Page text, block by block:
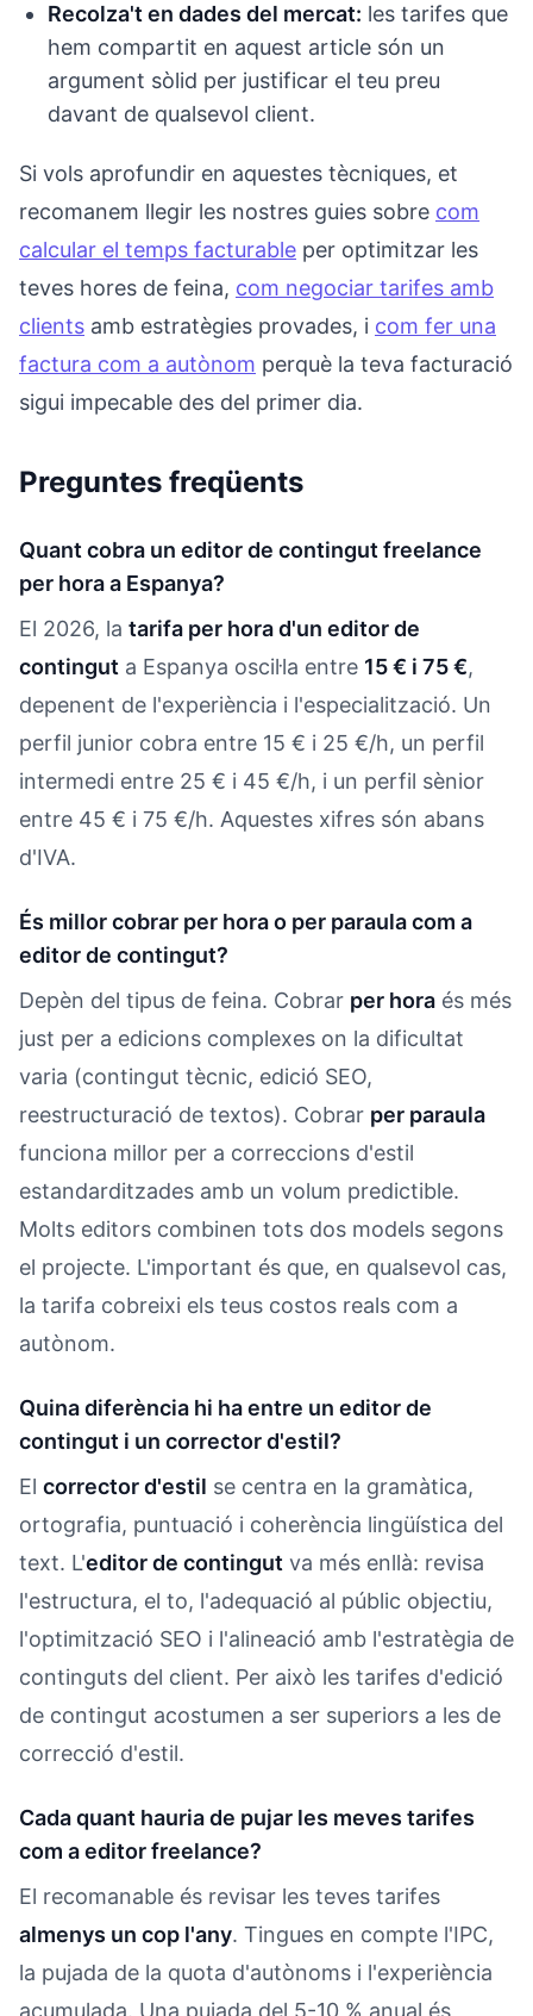
Recolza't en dades del mercat: les tarifes que
hem compartit en aquest article són un
argument sòlid per justificar el teu preu
davant de qualsevol client.
Si vols aprofundir en aquestes tècniques, et
recomanem llegir les nostres guies sobre com
calcular el temps facturable per optimitzar les
teves hores de feina, com negociar tarifes amb
clients amb estratègies provades, i com fer una
factura com a autònom perquè la teva facturació
sigui impecable des del primer dia.
Preguntes freqüents
Quant cobra un editor de contingut freelance
per hora a Espanya?
El 2026, la tarifa per hora d'un editor de
contingut a Espanya oscil·la entre 15 € i 75 €,
depenent de l'experiència i l'especialització. Un
perfil junior cobra entre 15 € i 25 €/h, un perfil
intermedi entre 25 € i 45 €/h, i un perfil sènior
entre 45 € i 75 €/h. Aquestes xifres són abans
d'IVA.
És millor cobrar per hora o per paraula com a
editor de contingut?
Depèn del tipus de feina. Cobrar per hora és més
just per a edicions complexes on la dificultat
varia (contingut tècnic, edició SEO,
reestructuració de textos). Cobrar per paraula
funciona millor per a correccions d'estil
estandarditzades amb un volum predictible.
Molts editors combinen tots dos models segons
el projecte. L'important és que, en qualsevol cas,
la tarifa cobreixi els teus costos reals com a
autònom.
Quina diferència hi ha entre un editor de
contingut i un corrector d'estil?
El corrector d'estil se centra en la gramàtica,
ortografia, puntuació i coherència lingüística del
text. L'editor de contingut va més enllà: revisa
l'estructura, el to, l'adequació al públic objectiu,
l'optimització SEO i l'alineació amb l'estratègia de
continguts del client. Per això les tarifes d'edició
de contingut acostumen a ser superiors a les de
correcció d'estil.
Cada quant hauria de pujar les meves tarifes
com a editor freelance?
El recomanable és revisar les teves tarifes
almenys un cop l'any. Tingues en compte l'IPC,
la pujada de la quota d'autònoms i l'experiència
acumulada. Una pujada del 5-10 % anual és